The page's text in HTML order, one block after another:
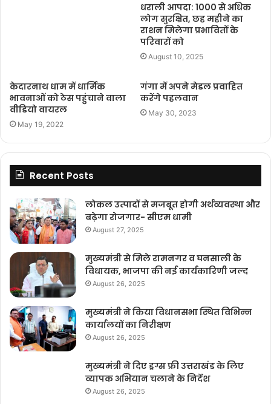
धराली आपदा: 1000 से अधिक
लोग सुरक्षित, छह महीने का
राशन मिलेगा प्रभावितों के
परिवारों को
August 10, 2025
केदारनाथ धाम में धार्मिक
भावनाओं को ठेस पहुंचाने वाला
वीडियो वायरल
May 19, 2022
गंगा में अपने मेडल प्रवाहित
करेंगे पहलवान
May 30, 2023
Recent Posts
लोकल उत्पादों से मजबूत होगी अर्थव्यवस्था और
बढ़ेगा रोजगार- सीएम धामी
August 27, 2025
मुख्यमंत्री से मिले रामनगर व घनसाली के
विधायक, भाजपा की नई कार्यकारिणी जल्द
August 26, 2025
मुख्यमंत्री ने किया विधानसभा स्थित विभिन्न
कार्यालयों का निरीक्षण
August 26, 2025
मुख्यमंत्री ने दिए ड्रग्स फ्री उत्तराखंड के लिए
व्यापक अभियान चलाने के निर्देश
August 26, 2025